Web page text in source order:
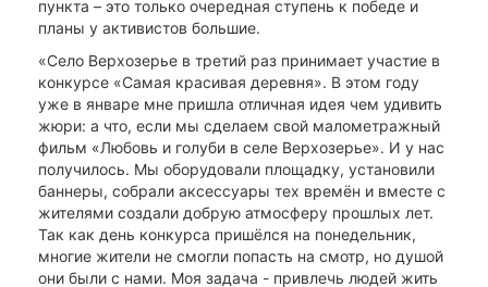
пункта – это только очередная ступень к победе и
планы у активистов большие.
«Село Верхозерье в третий раз принимает участие в
конкурсе «Самая красивая деревня». В этом году
уже в январе мне пришла отличная идея чем удивить
жюри: а что, если мы сделаем свой малометражный
фильм «Любовь и голуби в селе Верхозерье». И у нас
получилось. Мы оборудовали площадку, установили
баннеры, собрали аксессуары тех времён и вместе с
жителями создали добрую атмосферу прошлых лет.
Так как день конкурса пришёлся на понедельник,
многие жители не смогли попасть на смотр, но душой
они были с нами. Моя задача - привлечь людей жить